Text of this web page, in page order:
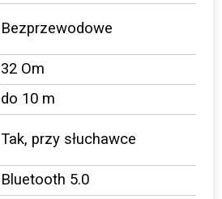
Bezprzewodowe
32 Om
do 10 m
Tak, przy słuchawce
Bluetooth 5.0